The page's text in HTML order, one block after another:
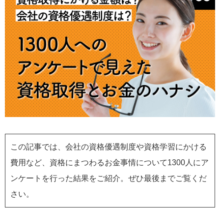
この記事では、会社の資格優遇制度や資格学習にかける
費用など、資格にまつわるお金事情について1300人にア
ンケートを行った結果をご紹介。ぜひ最後までご覧くだ
さい。